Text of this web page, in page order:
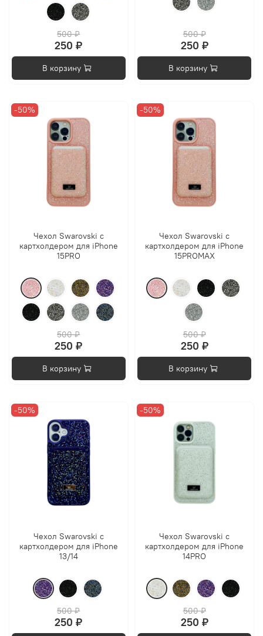
500 ₽
250 ₽
В корзину
500 ₽
250 ₽
В корзину
-50%
Чехол Swarovski с
картхолдером для iPhone
15PRO
500 ₽
250 ₽
В корзину
-50%
Чехол Swarovski с
картхолдером для iPhone
15PROMAX
500 ₽
250 ₽
В корзину
-50%
Чехол Swarovski с
картхолдером для iPhone
13/14
500 ₽
250 ₽
-50%
Чехол Swarovski с
картхолдером для iPhone
14PRO
500 ₽
250 ₽